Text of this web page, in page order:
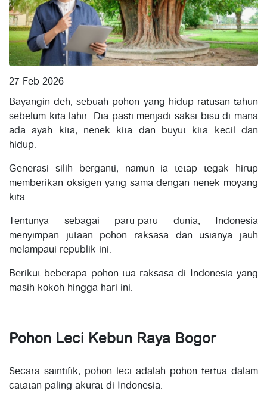
27 Feb 2026
Bayangin deh, sebuah pohon yang hidup ratusan tahun
sebelum kita lahir. Dia pasti menjadi saksi bisu di mana
ada ayah kita, nenek kita dan buyut kita kecil dan
hidup.
Generasi silih berganti, namun ia tetap tegak hirup
memberikan oksigen yang sama dengan nenek moyang
kita.
Tentunya sebagai paru-paru dunia, Indonesia
menyimpan jutaan pohon raksasa dan usianya jauh
melampaui republik ini.
Berikut beberapa pohon tua raksasa di Indonesia yang
masih kokoh hingga hari ini.
Pohon Leci Kebun Raya Bogor
Secara saintifik, pohon leci adalah pohon tertua dalam
catatan paling akurat di Indonesia.